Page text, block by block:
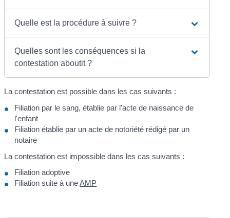
Quelle est la procédure à suivre ?
Quelles sont les conséquences si la
contestation aboutit ?
La contestation est possible dans les cas suivants :
Filiation par le sang, établie par l'acte de naissance de
l'enfant
Filiation établie par un acte de notoriété rédigé par un
notaire
La contestation est impossible dans les cas suivants :
Filiation adoptive
Filiation suite à uneAMP